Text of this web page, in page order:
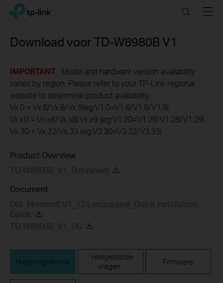
Click
navigation
TP-Link, Reliably Smart SearchMenu
Download voorTD-W8980B V1
IMPORTANT: Model and hardware version availability
varies by region. Please refer to your TP-Link regional
website to determine product availability.
Vx.0 = Vx.6/Vx.8/Vx.9(eg:V1.0=V1.6/V1.8/V1.9)
Vx.x0 = Vx.x6/Vx.x8/Vx.x9 (eg:V1.20=V1.26/V1.28/V1.29)
Vx.30 = Vx.32/Vx.33 (eg:V3.30=V3.32/V3.33)
Product Overview
TD-W8980B_V1_Datasheet
Document
DSL Modem(EU1_12 Languages)_Quick Installation
Guide
TD-W8980B_V1_UG
Hulpprogramma
Veelgestelde
vragen
Firmware